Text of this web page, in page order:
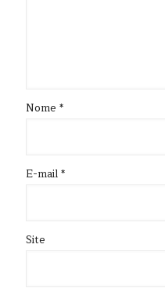
Nome *
E-mail*
Site